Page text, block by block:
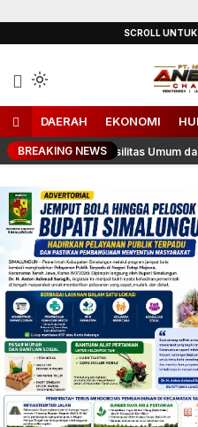
ke
SCROLL
Independen,
DAERAH EKONOMI
BREAKING NEWS
Benahi Fasilitas Umum dan